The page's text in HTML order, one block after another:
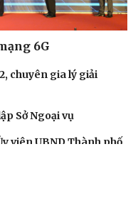
6G
chuyên gia lý giải
Sở Ngoại vụ
viên UBND Thành phố